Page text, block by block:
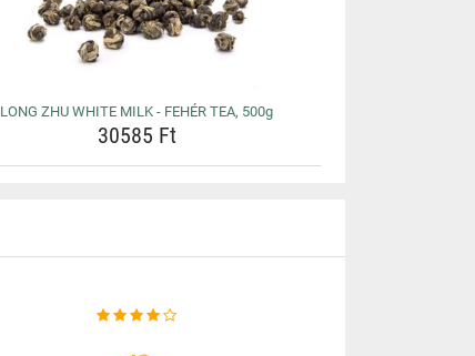
LONG ZHU WHITE MILK - FEHÉR TEA, 500g
30585 Ft